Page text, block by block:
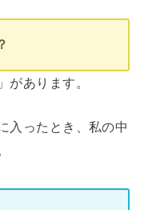
があります。
入ったとき、私の中